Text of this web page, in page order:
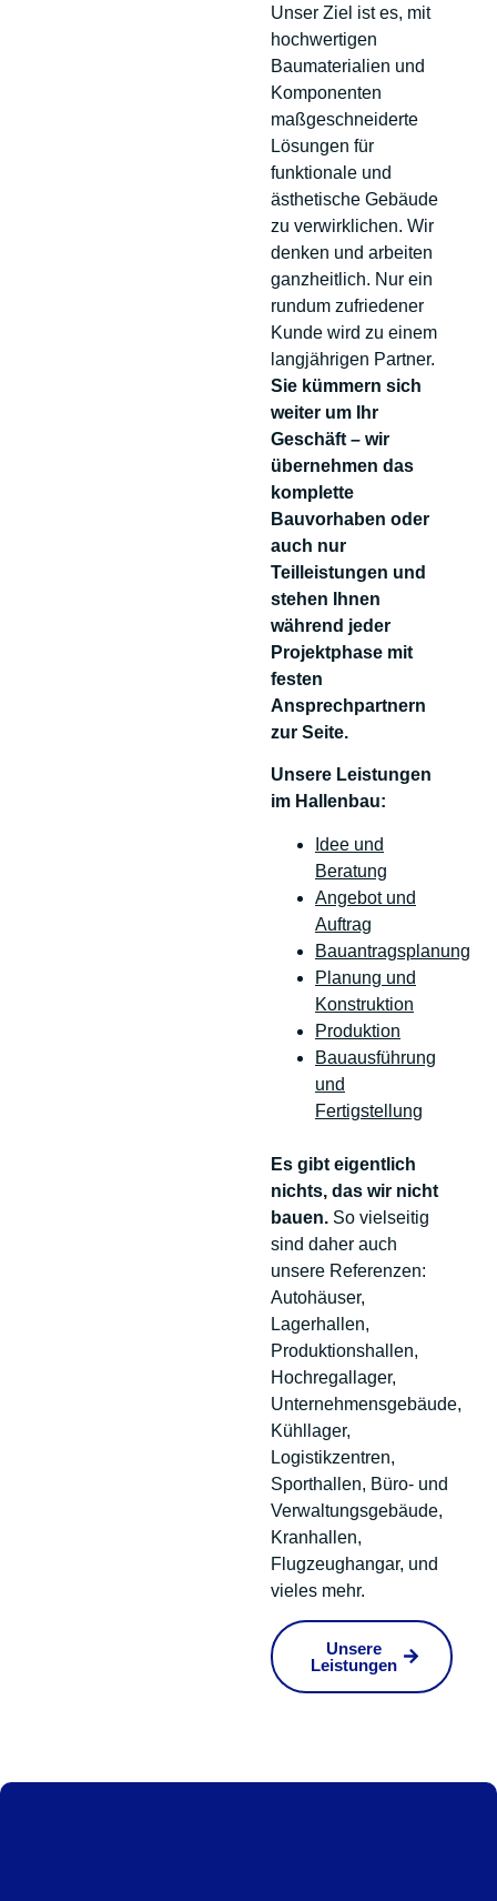
Unser Ziel ist es, mit
hochwertigen
Baumaterialien und
Komponenten
maßgeschneiderte
Lösungen für
funktionale und
ästhetische Gebäude
zu verwirklichen. Wir
denken und arbeiten
ganzheitlich. Nur ein
rundum zufriedener
Kunde wird zu einem
langjährigen Partner.
Sie kümmern sich
weiter um Ihr
Geschäft – wir
übernehmen das
komplette
Bauvorhaben oder
auch nur
Teilleistungen und
stehen Ihnen
während jeder
Projektphase mit
festen
Ansprechpartnern
zur Seite.
Unsere Leistungen
im Hallenbau:
Idee und
Beratung
Angebot und
Auftrag
Bauantragsplanung
Planung und
Konstruktion
Produktion
Bauausführung
und
Fertigstellung
Es gibt eigentlich
nichts, das wir nicht
bauen. So vielseitig
sind daher auch
unsere Referenzen:
Autohäuser,
Lagerhallen,
Produktionshallen,
Hochregallager,
Unternehmensgebäude,
Kühllager,
Logistikzentren,
Sporthallen, Büro- und
Verwaltungsgebäude,
Kranhallen,
Flugzeughangar, und
vieles mehr.
Unsere
Leistungen